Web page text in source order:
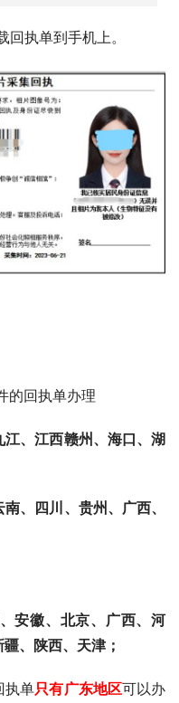
回执单到手机上。
的回执单办理
江、江西赣州、海口、湖
、四川、贵州、广西、
安徽、北京、广西、河
、陕西、天津；
执单只有广东地区可以办